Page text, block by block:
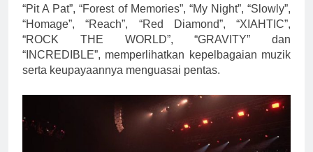
“Pit A Pat”, “Forest of Memories”, “My Night”, “Slowly”,
“Homage”, “Reach”, “Red Diamond”, “XIAHTIC”,
“ROCK THE WORLD”, “GRAVITY” dan
“INCREDIBLE”, memperlihatkan kepelbagaian muzik
serta keupayaannya menguasai pentas.